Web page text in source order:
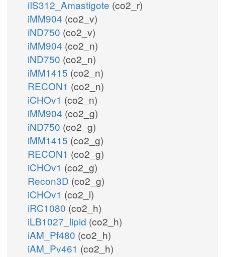
iIS312_Amastigote (co2_r)
iMM904 (co2_v)
iND750 (co2_v)
iMM904 (co2_n)
iND750 (co2_n)
iMM1415 (co2_n)
RECON1 (co2_n)
iCHOv1 (co2_n)
iMM904 (co2_g)
iND750 (co2_g)
iMM1415 (co2_g)
RECON1 (co2_g)
iCHOv1 (co2_g)
Recon3D (co2_g)
iCHOv1 (co2_l)
iRC1080 (co2_h)
iLB1027_lipid (co2_h)
iAM_Pf480 (co2_h)
iAM_Pv461 (co2_h)